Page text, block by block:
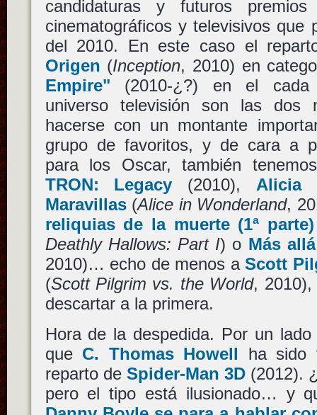
candidaturas y futuros
cinematográficos y televisivos que
del 2010. En este caso el
Origen (Inception, 2010) en
Empire" (2010-¿?) en el cada
universo televisión son las dos
hacerse con un montante
grupo de favoritos, y de cara a
para los Oscar, también
TRON: Legacy (2010),
Maravillas(Alice in Wonderland,
reliquias de la muerte (1ª parte)
Deathly Hallows: Part I) o Más
2010)… echo de menos aScott
(Scott Pilgrim vs. the World, 2010),
descartar a la primera.
Hora de la despedida. Por un
que C. Thomas Howell ha sido
reparto de Spider-Man 3D(2012).
pero el tipo está ilusionado… y